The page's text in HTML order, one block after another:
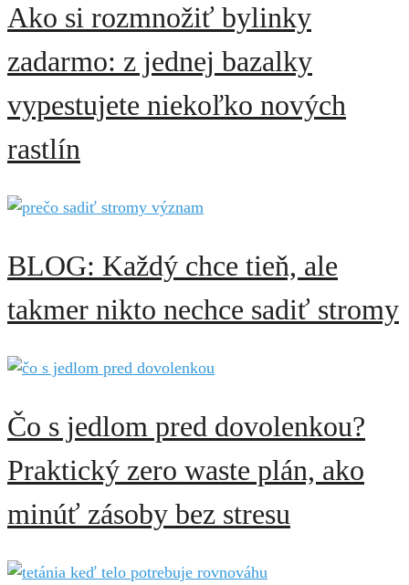
Ako si rozmnožiť bylinky
zadarmo: z jednej bazalky
vypestujete niekoľko nových
rastlín
BLOG: Každý chce tieň, ale
takmer nikto nechce sadiť stromy
Čo s jedlom pred dovolenkou?
Praktický zero waste plán, ako
minúť zásoby bez stresu